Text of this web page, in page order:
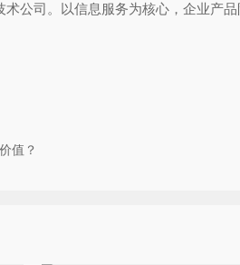
公司。以信息服务为核心，企业产
值？